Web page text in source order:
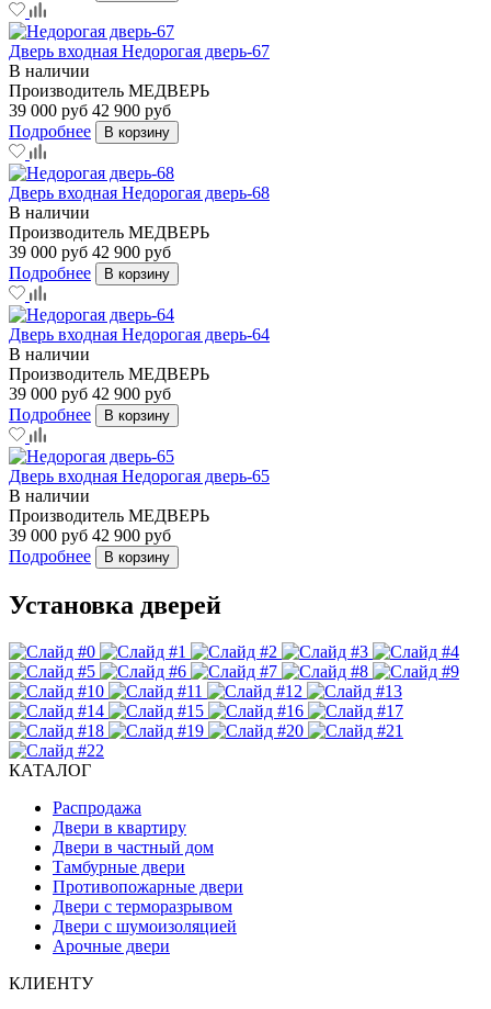
Дверь входная Недорогая дверь-67
В наличии
Производитель МЕДВЕРЬ
39 000 руб 42 900 руб
Подробнее
В корзину
Дверь входная Недорогая дверь-68
В наличии
Производитель МЕДВЕРЬ
39 000 руб 42 900 руб
Подробнее
В корзину
Дверь входная Недорогая дверь-64
В наличии
Производитель МЕДВЕРЬ
39 000 руб 42 900 руб
Подробнее
В корзину
Дверь входная Недорогая дверь-65
В наличии
Производитель МЕДВЕРЬ
39 000 руб 42 900 руб
Подробнее
В корзину
Установка дверей
КАТАЛОГ
Распродажа
Двери в квартиру
Двери в частный дом
Тамбурные двери
Противопожарные двери
Двери с терморазрывом
Двери с шумоизоляцией
Арочные двери
КЛИЕНТУ